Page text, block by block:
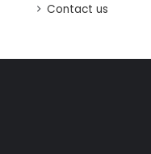
Contact us